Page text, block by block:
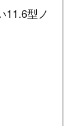
11.6型ノ